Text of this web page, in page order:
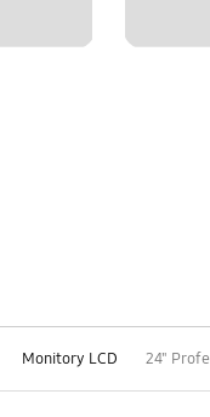
Monitory LCD 24"